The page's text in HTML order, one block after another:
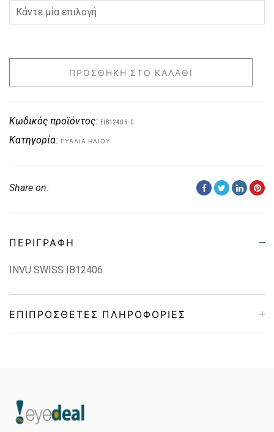
ΠΡΟΣΘΉΚΗ ΣΤΟ ΚΑΛΆΘΙ
Κωδικός προϊόντος: EIB12406-C
Κατηγορία: ΓΥΑΛΙΆ ΗΛΊΟΥ
Share on:
ΠΕΡΙΓΡΑΦΉ
INVU SWISS IB12406
ΕΠΙΠΡΌΣΘΕΤΕΣ ΠΛΗΡΟΦΟΡΊΕΣ
Color